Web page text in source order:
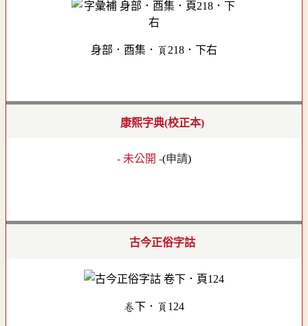
身部．酉集．頁218．下右
康熙字典(校正本)
- 未公開 -(申請)
古今正俗字詁
卷下．頁124